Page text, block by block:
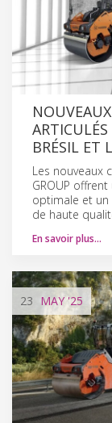
BRÉSIL ET
Les nouveaux
GROUP
optimale et un
de haute
En savoir plus…
23 MAY'25